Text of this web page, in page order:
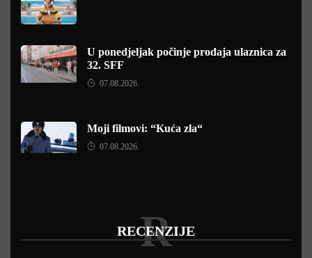
U ponedjeljak počinje prodaja ulaznica za
32. SFF
07.08.2026.
Moji filmovi: “Kuća zla“
07.08.2026.
RECENZIJE
R